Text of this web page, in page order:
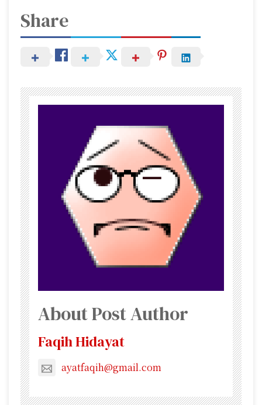
Share
About Post Author
Faqih Hidayat
ayatfaqih@gmail.com